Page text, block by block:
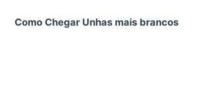
Como Chegar Unhas mais brancos